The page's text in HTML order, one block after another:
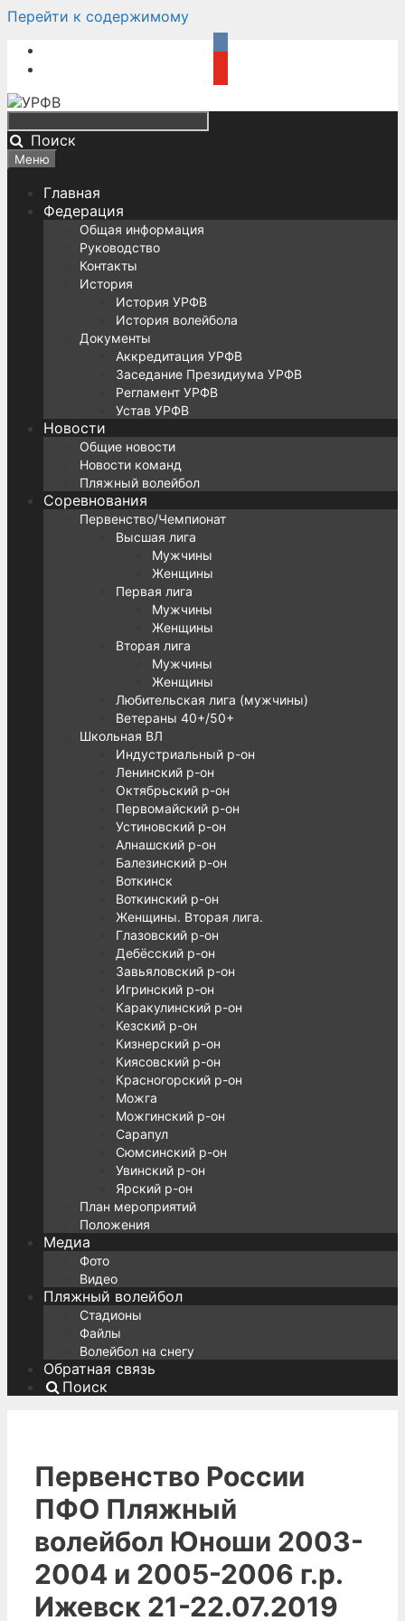
Перейти к содержимому
Поиск
Меню
Главная
Федерация
Общая информация
Руководство
Контакты
История
История УРФВ
История волейбола
Документы
Аккредитация УРФВ
Заседание Президиума УРФВ
Регламент УРФВ
Устав УРФВ
Новости
Общие новости
Новости команд
Пляжный волейбол
Соревнования
Первенство/Чемпионат
Высшая лига
Мужчины
Женщины
Первая лига
Мужчины
Женщины
Вторая лига
Мужчины
Женщины
Любительская лига (мужчины)
Ветераны 40+/50+
Школьная ВЛ
Индустриальный р-он
Ленинский р-он
Октябрьский р-он
Первомайский р-он
Устиновский р-он
Алнашский р-он
Балезинский р-он
Воткинск
Воткинский р-он
Женщины. Вторая лига.
Глазовский р-он
Дебёсский р-он
Завьяловский р-он
Игринский р-он
Каракулинский р-он
Кезский р-он
Кизнерский р-он
Киясовский р-он
Красногорский р-он
Можга
Можгинский р-он
Сарапул
Сюмсинский р-он
Увинский р-он
Ярский р-он
План мероприятий
Положения
Медиа
Фото
Видео
Пляжный волейбол
Стадионы
Файлы
Волейбол на снегу
Обратная связь
Поиск
Первенство России
ПФО Пляжный
волейбол Юноши 2003-
2004 и 2005-2006 г.р.
Ижевск 21-22.07.2019